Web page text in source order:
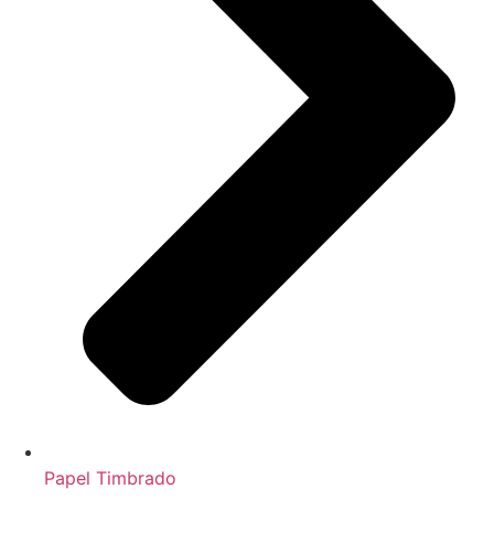
Papel Timbrado